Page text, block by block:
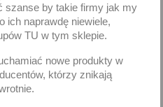
264,60 zł brutto
szanse by takie firmy jak my
ich naprawdę niewiele,
TU w tym sklepie.
nowe produkty w
którzy znikają